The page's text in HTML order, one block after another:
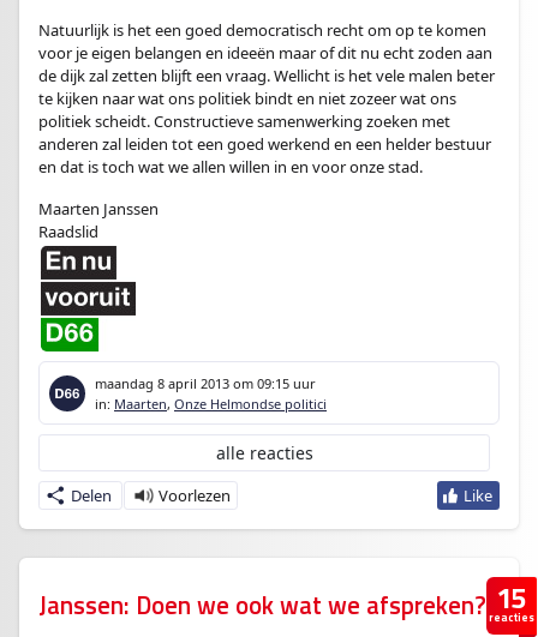
Natuurlijk is het een goed democratisch recht om op te komen
voor je eigen belangen en ideeën maar of dit nu echt zoden aan
de dijk zal zetten blijft een vraag. Wellicht is het vele malen beter
te kijken naar wat ons politiek bindt en niet zozeer wat ons
politiek scheidt. Constructieve samenwerking zoeken met
anderen zal leiden tot een goed werkend en een helder bestuur
en dat is toch wat we allen willen in en voor onze stad.
Maarten Janssen
Raadslid
maandag 8 april 2013 om 09:15 uur
in: Maarten, Onze Helmondse politici
Delen
alle reacties
15
reacties
Janssen: Doen we ook wat we afspreken?